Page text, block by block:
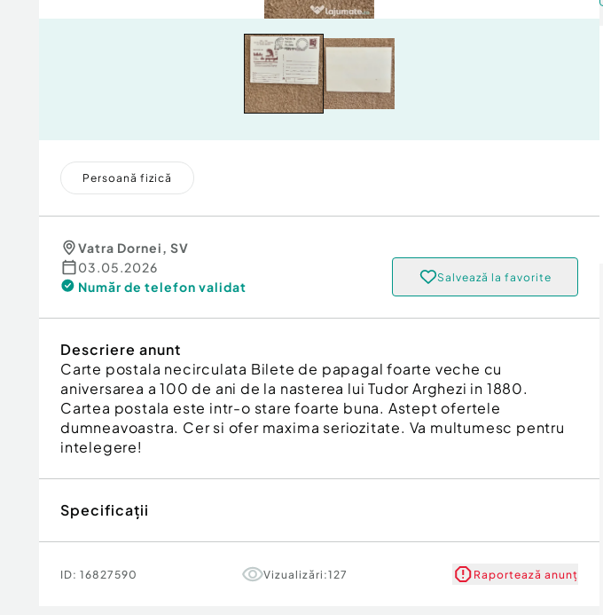
Persoană fizică
Vatra Dornei, SV
03.05.2026
Număr de telefon validat
Salvează la favorite
Descriere anunt
Carte postala necirculata Bilete de papagal foarte veche cu
aniversarea a 100 de ani de la nasterea lui Tudor Arghezi in 1880.
Cartea postala este intr-o stare foarte buna. Astept ofertele
dumneavoastra. Cer si ofer maxima seriozitate. Va multumesc pentru
intelegere!
Specificații
ID: 16827590 Vizualizări:127 Raportează anunț